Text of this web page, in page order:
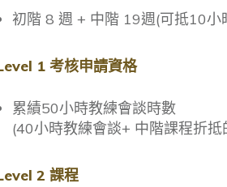
初階 8 週 + 中階 19週(可抵10小
1 考核申請資格
累績50小時教練會談時數
(40小時教練會談+ 中階課程折抵
2 課程